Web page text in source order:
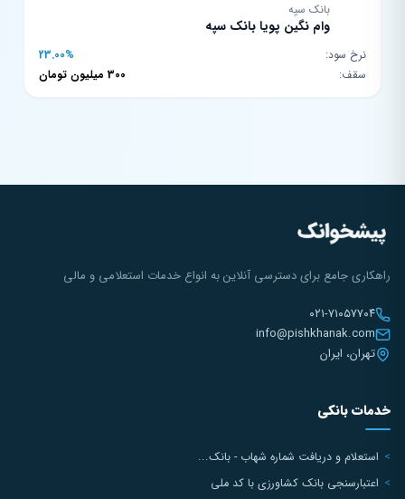
بانک سپه
وام نگین پویا بانک سپه
نرخ سود:
23.00%
سقف:
300 میلیون تومان
راهکاری جامع برای دسترسی آنلاین به انواع خدمات استعلامی و مالی
۰۲۱-۷۱۰۵۷۷۰۴
info@pishkhanak.com
تهران، ایران
خدمات بانکی
استعلام و دریافت شماره شهاب - بانک...
اعتبارسنجی بانک کشاورزی با کد ملی